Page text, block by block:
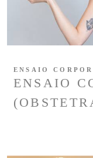
ENSAIO
ENSAIO